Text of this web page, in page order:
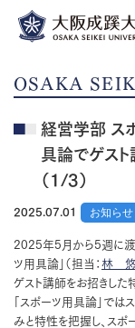
OSAKA
経営学部 ス
具論でゲス
（1/3）
2025.07.01 お知らせ
2025年5月から5週に渡
ツ用具論」（担当： 林 悠
ゲスト講師をお招きした
「スポーツ用具論」で
みと特性を把握し、ス